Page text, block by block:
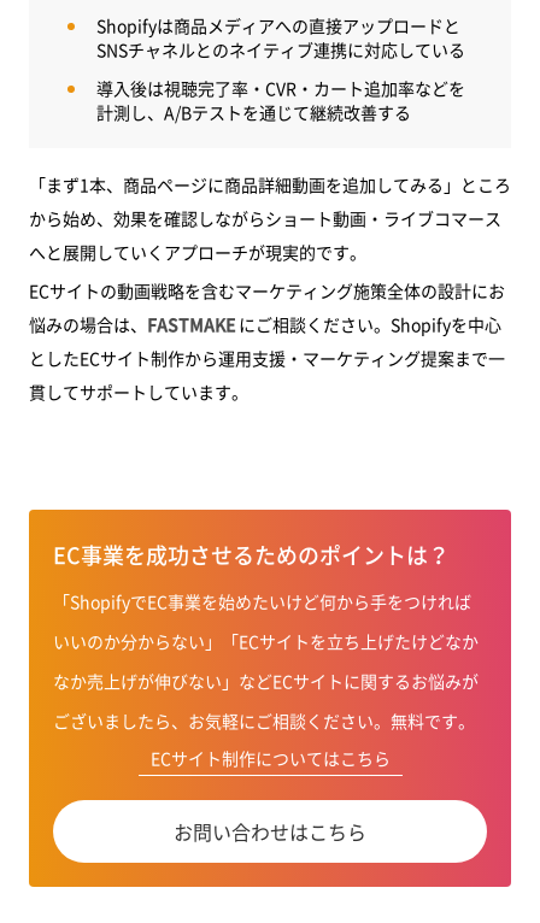
Shopifyは商品メディアへの直接アップロードと
SNSチャネルとのネイティブ連携に対応している
導入後は視聴完了率・CVR・カート追加率などを
計測し、A/Bテストを通じて継続改善する
「まず1本、商品ページに商品詳細動画を追加してみる」ところ
から始め、効果を確認しながらショート動画・ライブコマース
へと展開していくアプローチが現実的です。
ECサイトの動画戦略を含むマーケティング施策全体の設計にお
悩みの場合は、 FASTMAKE にご相談ください。Shopifyを中心
としたECサイト制作から運用支援・マーケティング提案まで一
貫してサポートしています。
EC事業を成功させるためのポイントは？
「ShopifyでEC事業を始めたいけど何から手をつければ
いいのか分からない」「ECサイトを立ち上げたけどなか
なか売上げが伸びない」などECサイトに関するお悩みが
ございましたら、お気軽にご相談ください。無料です。
ECサイト制作についてはこちら
お問い合わせはこちら